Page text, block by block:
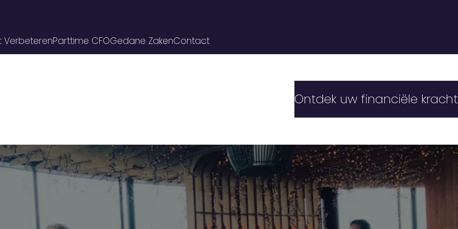
VerbeterenParttime CFOGedane ZakenContact
Ontdek uw financiële kracht